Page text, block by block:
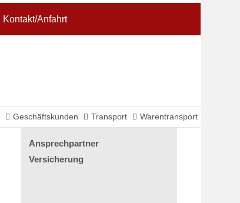
About us
penatibus et magnis dis parturient
quam felis, ultricies nec.
Kontakt/Anfahrt
Geschäftskunden Transport Warentransport
Ansprechpartner
Versicherung